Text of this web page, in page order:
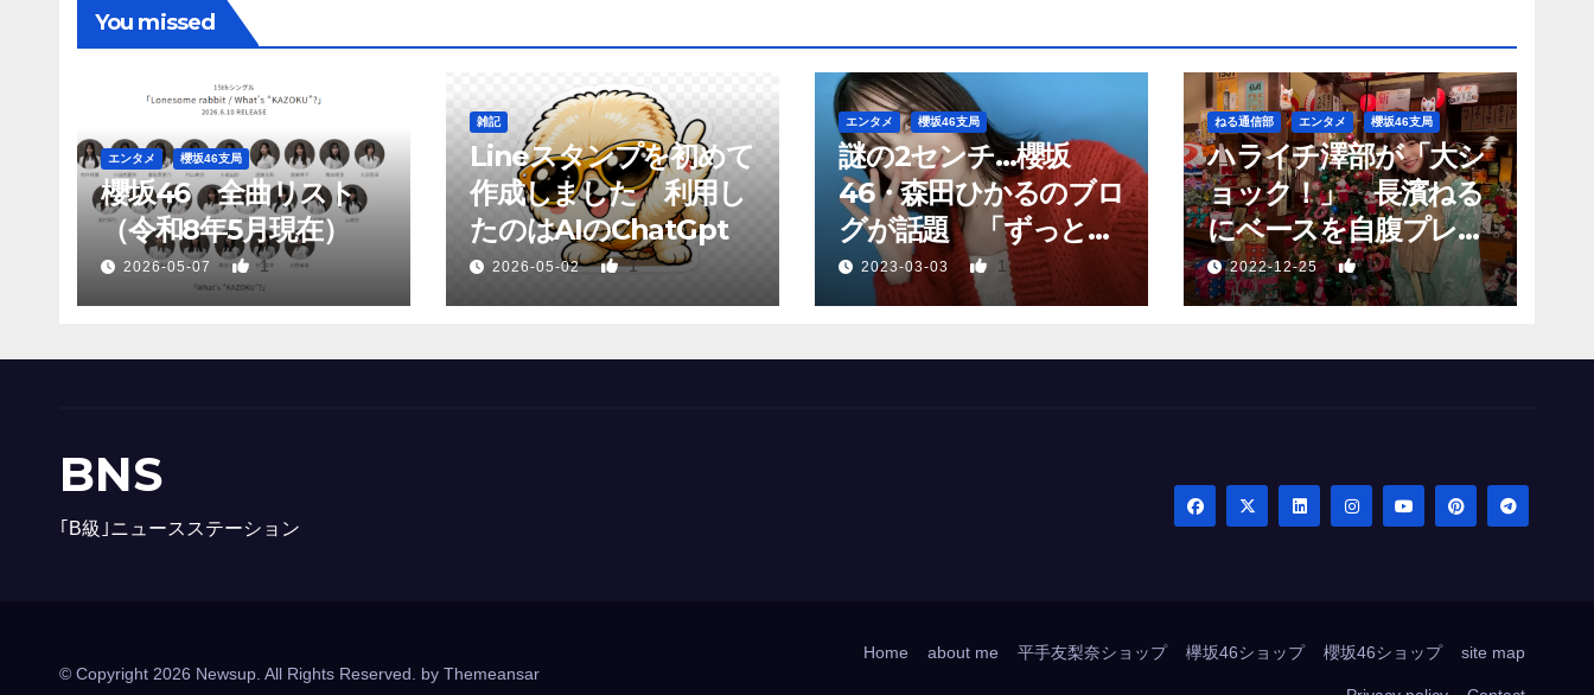
り
You missed
エンタメ 櫻坂46支局
櫻坂46 全曲リスト
（令和8年5月現在）
2026-05-07 1
雑記
Lineスタンプを初めて
作成しました 利用し
たのはAIのChatGpt
2026-05-02 1
エンタメ 櫻坂46支局
謎の2センチ…櫻坂
46・森田ひかるのブロ
グが話題 「ずっと願
っていた、あれか？」
2023-03-03 1
ねる通信部 エンタメ 櫻坂46支局
ハライチ澤部が「大シ
ョック！」 長濱ねる
にベースを自腹プレゼ
ントするも…
2022-12-25 1
BNS
｢B級｣ニュースステーション
© Copyright 2026 Newsup. All Rights Reserved. by Themeansar
Home about me 平手友梨奈ショップ 欅坂46ショップ 櫻坂46ショップ site map